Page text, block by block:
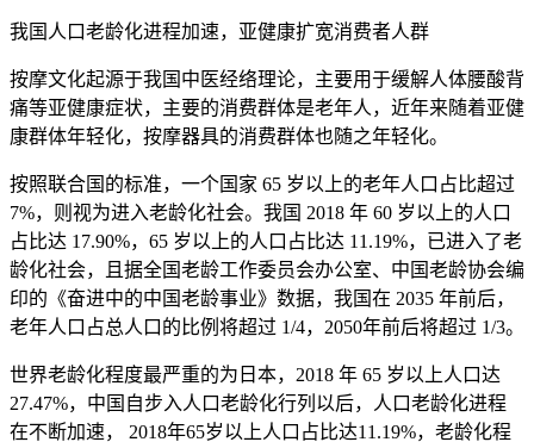
我国人口老龄化进程加速，亚健康扩宽消费者人群
按摩文化起源于我国中医经络理论，主要用于缓解人体腰酸背
痛等亚健康症状，主要的消费群体是老年人，近年来随着亚健
康群体年轻化，按摩器具的消费群体也随之年轻化。
按照联合国的标准，一个国家 65 岁以上的老年人口占比超过
7%，则视为进入老龄化社会。我国 2018 年 60 岁以上的人口
占比达 17.90%，65 岁以上的人口占比达 11.19%，已进入了老
龄化社会，且据全国老龄工作委员会办公室、中国老龄协会编
印的《奋进中的中国老龄事业》数据，我国在 2035 年前后，
老年人口占总人口的比例将超过 1/4，2050年前后将超过 1/3。
世界老龄化程度最严重的为日本，2018 年 65 岁以上人口达
27.47%，中国自步入人口老龄化行列以后，人口老龄化进程
在不断加速， 2018年65岁以上人口占比达11.19%，老龄化程